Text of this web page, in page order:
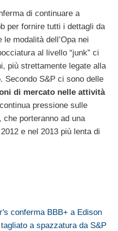
di continuare a
per fornire tutti i dettagli da
modalità dell’Opa nei
al livello “junk” ci
più strettamente legate alla
. Secondo S&P ci sono delle
di mercato nelle attività
pressione sulle
porteranno ad una
e nel 2013 più lenta di
conferma BBB+ a Edison
a spazzatura da S&P